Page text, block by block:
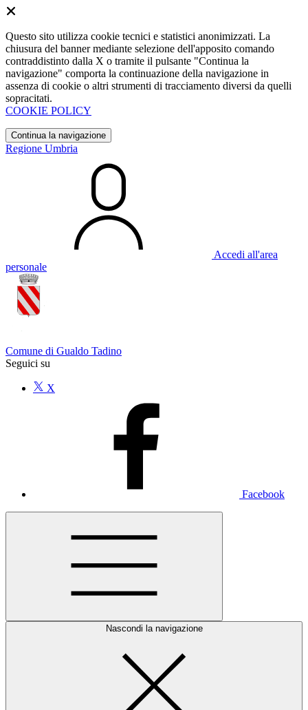
Questo sito utilizza cookie tecnici e statistici anonimizzati. La
chiusura del banner mediante selezione dell'apposito comando
contraddistinto dalla X o tramite il pulsante "Continua la
navigazione" comporta la continuazione della navigazione in
assenza di cookie o altri strumenti di tracciamento diversi da quelli
sopracitati.
COOKIE POLICY
Continua la navigazione
Regione Umbria
Accedi all'area
personale
Comune di Gualdo Tadino
Seguici su
X
Facebook
Nascondi la navigazione